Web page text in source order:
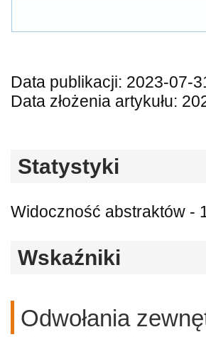
Data publikacji: 2023-07-
Data złożenia artykułu:
Statystyki
Widoczność abstraktów -
Wskaźniki
Odwołania